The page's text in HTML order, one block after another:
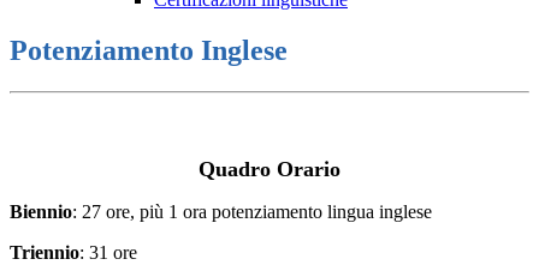
Potenziamento Inglese
Quadro Orario
Biennio: 27 ore, più 1 ora potenziamento lingua inglese
Triennio: 31 ore